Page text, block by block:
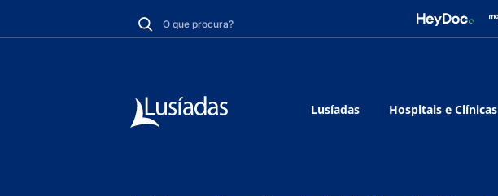
Lusíadas Hospitais e Clínicas